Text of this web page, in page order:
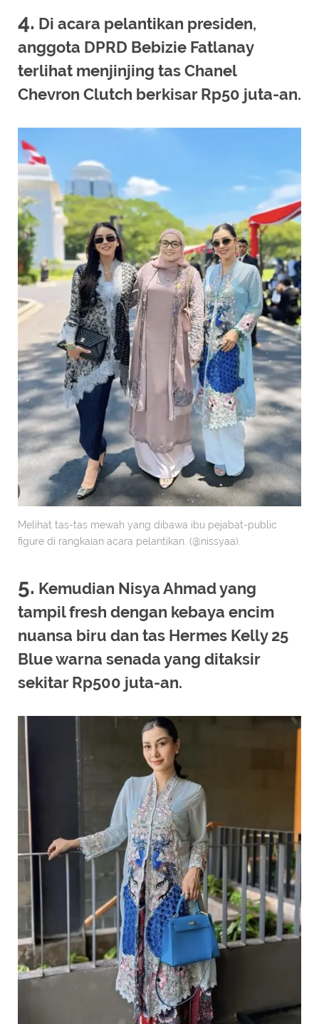
4. Di acara pelantikan presiden,
anggota DPRD Bebizie Fatlanay
terlihat menjinjing tas Chanel
Chevron Clutch berkisar Rp50 juta-an.
Melihat tas-tas mewah yang dibawa ibu pejabat-public
figure di rangkaian acara pelantikan. (@nissyaa).
5. Kemudian Nisya Ahmad yang
tampil fresh dengan kebaya encim
nuansa biru dan tas Hermes Kelly 25
Blue warna senada yang ditaksir
sekitar Rp500 juta-an.